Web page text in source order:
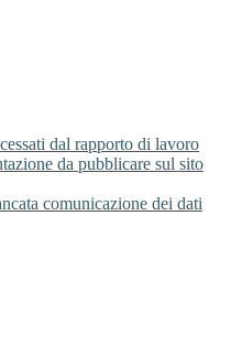
dal rapporto di lavoro
da pubblicare sul sito
comunicazione dei dati